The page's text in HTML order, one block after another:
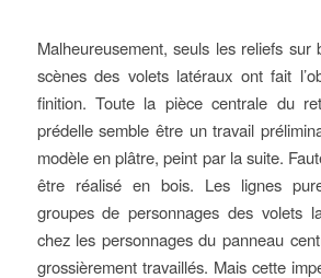
Malheureusement, seuls les reliefs sur
scènes des volets latéraux ont fait
finition. Toute la pièce centrale du
prédelle semble être un travail
modèle en plâtre, peint par la suite.
être réalisé en bois. Les lignes
groupes de personnages des volets
chez les personnages du panneau
grossièrement travaillés. Mais cette